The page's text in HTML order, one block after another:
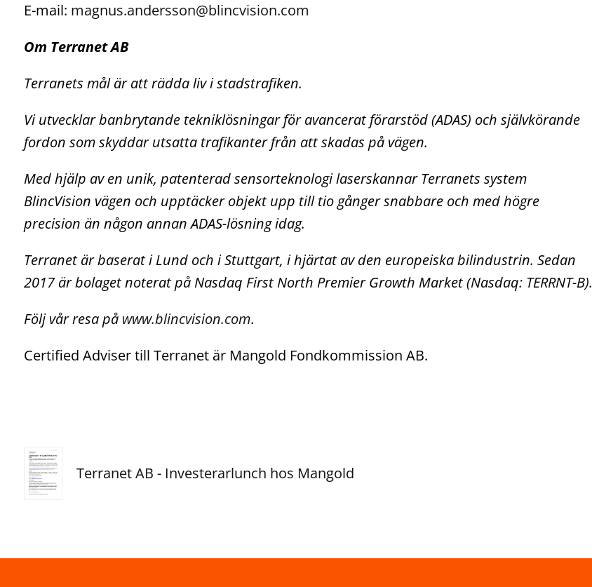
E-mail: magnus.andersson@blincvision.com
Om Terranet AB
Terranets mål är att rädda liv i stadstrafiken.
Vi utvecklar banbrytande tekniklösningar för avancerat förarstöd (ADAS) och självkörande
fordon som skyddar utsatta trafikanter från att skadas på vägen.
Med hjälp av en unik, patenterad sensorteknologi laserskannar Terranets system
BlincVision vägen och upptäcker objekt upp till tio gånger snabbare och med högre
precision än någon annan ADAS-lösning idag.
Terranet är baserat i Lund och i Stuttgart, i hjärtat av den europeiska bilindustrin. Sedan
2017 är bolaget noterat på Nasdaq First North Premier Growth Market (Nasdaq: TERRNT-B).
Följ vår resa på www.blincvision.com.
Certified Adviser till Terranet är Mangold Fondkommission AB.
Terranet AB - Investerarlunch hos Mangold